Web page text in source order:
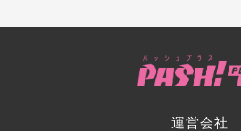
運営会社